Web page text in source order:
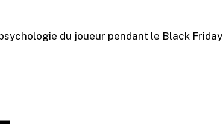
du joueur pendant le Black Friday